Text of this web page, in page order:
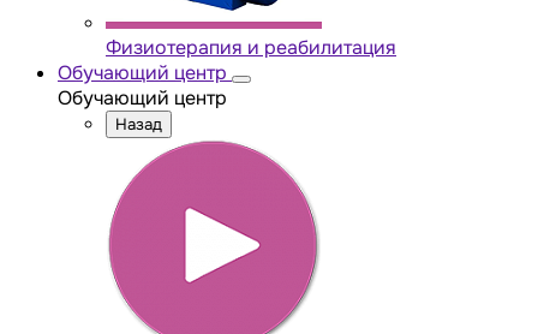
Физиотерапия и реабилитация
Обучающий центр
Обучающий центр
Назад